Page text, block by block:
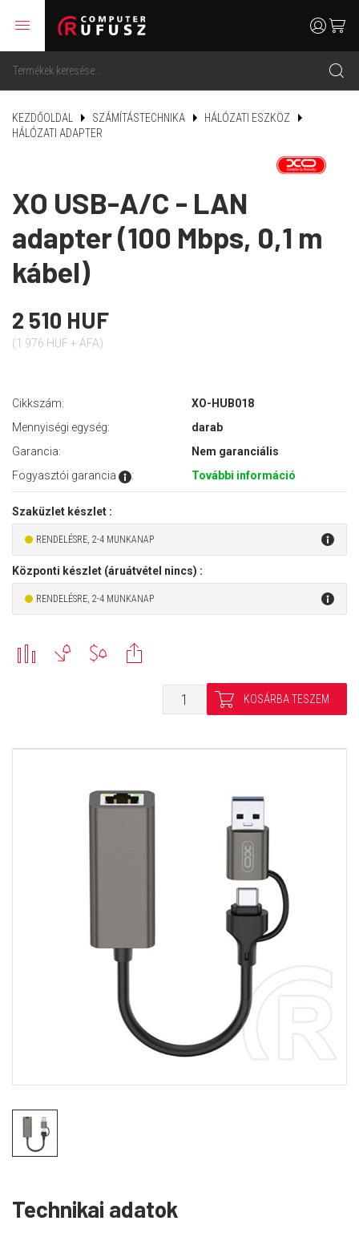
menu
search
usercart
KEZDŐOLDAL SZÁMÍTÁSTECHNIKA
HÁLÓZATI ESZKÖZ
HÁLÓZATI ADAPTER
XO USB-A/C - LAN
adapter (100 Mbps, 0,1 m
kábel)
2 510 HUF
(1 976 HUF + ÁFA)
Cikkszám:
XO-HUB018
Mennyiségi egység:
darab
Garancia:
Nem garanciális
Fogyasztói garancia
: További információ
Szaküzlet készlet :
RENDELÉSRE, 2-4 MUNKANAP
Központi készlet (áruátvétel nincs) :
RENDELÉSRE, 2-4 MUNKANAP
Technikai adatok